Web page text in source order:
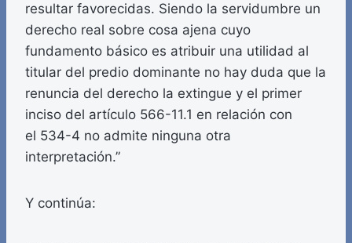
resultar favorecidas. Siendo la servidumbre un
derecho real sobre cosa ajena cuyo
fundamento básico es atribuir una utilidad al
titular del predio dominante no hay duda que la
renuncia del derecho la extingue y el primer
inciso del artículo 566-11.1 en relación con
el 534-4 no admite ninguna otra
interpretación.”
Y continúa: